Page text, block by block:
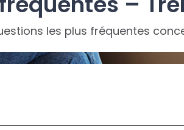
les plus fréquentes